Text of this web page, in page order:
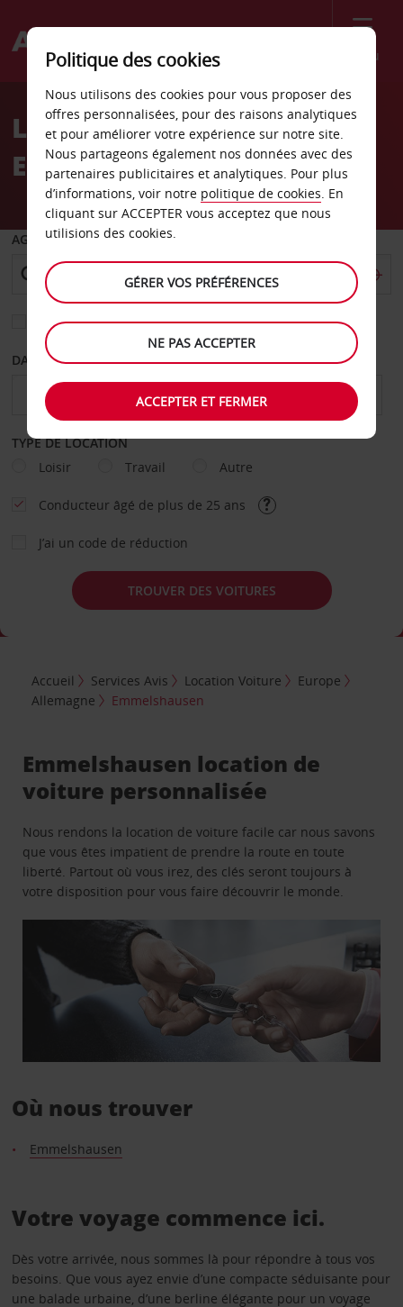
Menu
Welcome
AvisLocation de voiture
Emmelshausen
AGENCE DE DÉPART
Sélectionnez une autre agence de retour
DATE DE DÉPART DATE DE RETOUR
TYPE DE LOCATION
Loisir
Travail Autre
Conducteur âgé de plus de 25 ans
J’ai un code de réduction
TROUVER DES VOITURES
Accueil Services Avis Location Voiture
Europe
Allemagne
Emmelshausen
Emmelshausen location de
voiture personnalisée
Nous rendons la location de voiture facile car nous savons
que vous êtes impatient de prendre la route en toute
liberté. Partout où vous irez, des clés seront toujours à
votre disposition pour vous faire découvrir le monde.
Où nous trouver
Emmelshausen
Votre voyage commence ici.
Dès votre arrivée, nous sommes là pour répondre à tous vos
besoins. Que vous ayez envie d’une compacte séduisante pour
une balade urbaine, d’une berline élégante pour un voyage
Politique des cookies
Nous utilisons des cookies pour vous proposer des
offres personnalisées, pour des raisons analytiques
et pour améliorer votre expérience sur notre site.
Nous partageons également nos données avec des
partenaires publicitaires et analytiques. Pour plus
d’informations, voir notre politique de cookies. En
cliquant sur ACCEPTER vous acceptez que nous
utilisions des cookies.
GÉRER VOS PRÉFÉRENCES
NE PAS ACCEPTER
ACCEPTER ET FERMER